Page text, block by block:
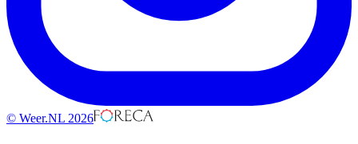
© Weer.NL 2026